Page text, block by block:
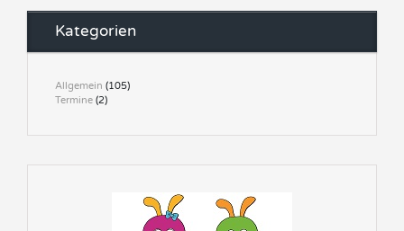
Kategorien
Allgemein (105)
Termine (2)